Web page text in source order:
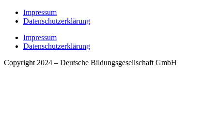
Impressum
Datenschutzerklärung
Impressum
Datenschutzerklärung
Copyright 2024 – Deutsche Bildungsgesellschaft GmbH